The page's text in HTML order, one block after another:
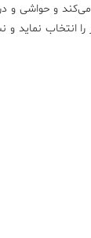
و حواشی و
انتخاب نماید و